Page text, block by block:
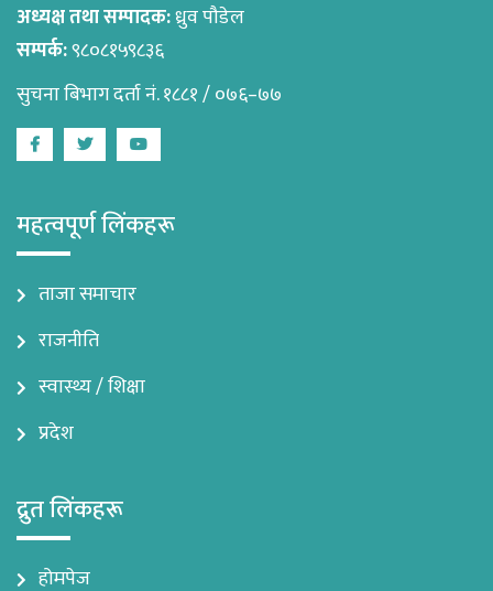
अध्यक्ष तथा सम्पादक:ध्रुव पौडेल
सम्पर्क:९८०८१५९८३६
सुचना बिभाग दर्ता नं. १८८१ / ०७६–७७
FacebookTwitterYoutube
महत्वपूर्ण लिंकहरू
ताजा समाचार
राजनीति
स्वास्थ्य / शिक्षा
प्रदेश
द्रुत लिंकहरू
होमपेज